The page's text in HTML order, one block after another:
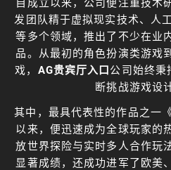
自成立以来，公司便注重技术
发团队精于虚拟现实技术、人
等多个领域，推出了不少在业
品。从最初的角色扮演类游戏
戏， AG贵宾厅入口公司始终秉
断挑战游戏设
其中，最具代表性的作品之一
以来，便迅速成为全球玩家的
放世界探险与实时多人合作玩
显著成绩，还成功进军了欧美